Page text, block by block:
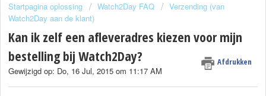
Startpagina oplossing Watch2Day FAQ
Verzending (van
Watch2Day aan de klant)
Kan ik zelf een afleveradres kiezen voor mijn
bestelling bij Watch2Day?
Afdrukken
Gewijzigd op: Do, 16 Jul, 2015 om 11:17 AM